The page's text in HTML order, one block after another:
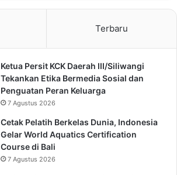
Terbaru
Ketua Persit KCK Daerah III/Siliwangi
Tekankan Etika Bermedia Sosial dan
Penguatan Peran Keluarga
7 Agustus 2026
Cetak Pelatih Berkelas Dunia, Indonesia
Gelar World Aquatics Certification
Course di Bali
7 Agustus 2026